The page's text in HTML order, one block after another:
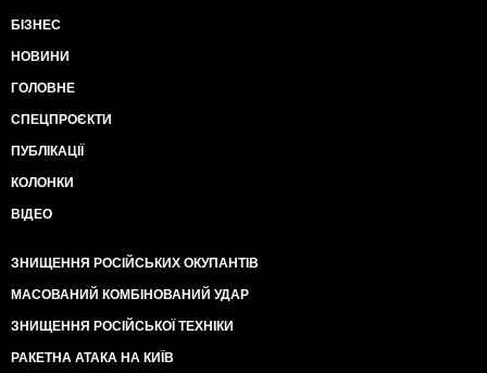
БІЗНЕС
НОВИНИ
ГОЛОВНЕ
СПЕЦПРОЄКТИ
ПУБЛІКАЦІЇ
КОЛОНКИ
ВІДЕО
ЗНИЩЕННЯ РОСІЙСЬКИХ ОКУПАНТІВ
МАСОВАНИЙ КОМБІНОВАНИЙ УДАР
ЗНИЩЕННЯ РОСІЙСЬКОЇ ТЕХНІКИ
РАКЕТНА АТАКА НА КИЇВ